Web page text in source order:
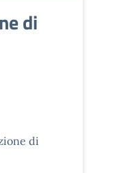
di
di